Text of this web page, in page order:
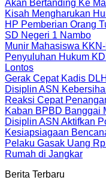
Akan Bertanding Ke
Kisah Mengharukan
HP Pemberian Orang
SD Negeri 1 Nambo
Munir Mahasiswa
Penyuluhan Hukum
Lontos
Gerak Cepat Kadis
Disiplin ASN
Reaksi Cepat
Kaban BPBD Banggai
Disiplin ASN Aktifkan
Kesiapsiagaan
Pelaku Gasak Uang
Rumah di Jangkar
Berita Terbaru